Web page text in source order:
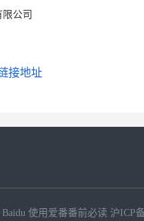
公司
接地址
使用爱番番前必读 沪ICP